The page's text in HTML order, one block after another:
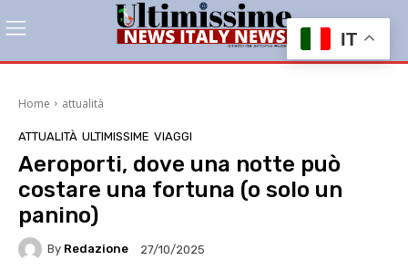
Home attualità
ATTUALITÀ ULTIMISSIME VIAGGI
Aeroporti, dove una notte può
costare una fortuna (o solo un
panino)
By Redazione 27/10/2025
IT